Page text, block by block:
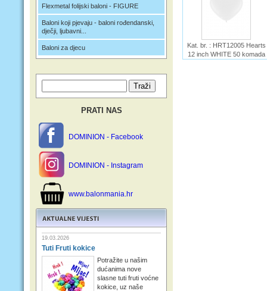
Flexmetal folijski baloni - FIGURE
Baloni koji pjevaju - baloni rođendanski,
dječji, ljubavni...
Baloni za djecu
PRATI NAS
DOMINION - Facebook
DOMINION - Instagram
www.balonmania.hr
19.03.2026
Tuti Fruti kokice
Potražite u našim
dućanima nove
slasne tuti fruti voćne
kokice, uz naše
Kat. br. : HRT12005 Hearts
12 inch WHITE 50 komada